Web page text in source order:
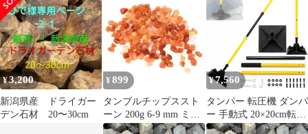
ガーデニング 防犯砂利
エクステリア DIY 敷き
砂利 5分（15～20mm）
5kg
クガーデン 鉢植え・観
葉植物用 白色
¥3,200
新潟県産 ドライガー
デン石材 20〜30cm
¥ 899
タンブルチップススト
ーン 200g 6-9 mm ミニ
砕石 花瓶フィラー
¥7,560
タンパー 転圧機 ダンパ
ー 手動式 20×20cm転圧
プレート 115cmロング